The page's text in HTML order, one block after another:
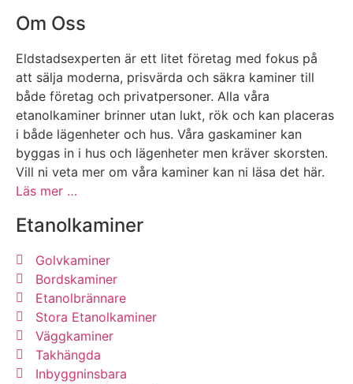
Om Oss
Eldstadsexperten är ett litet företag med fokus på
att sälja moderna, prisvärda och säkra kaminer till
både företag och privatpersoner. Alla våra
etanolkaminer brinner utan lukt, rök och kan placeras
i både lägenheter och hus. Våra gaskaminer kan
byggas in i hus och lägenheter men kräver skorsten.
Vill ni veta mer om våra kaminer kan ni läsa det här.
Läs mer …
Etanolkaminer
Golvkaminer
Bordskaminer
Etanolbrännare
Stora Etanolkaminer
Väggkaminer
Takhängda
Inbyggninsbara